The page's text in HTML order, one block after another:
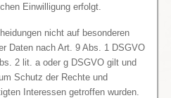
Einwilligung erfolgt.
nicht auf besonderen
Daten nach Art. 9 Abs. 1 DSGVO
2 lit. a oder g DSGVO gilt und
Schutz der Rechte und
Interessen getroffen wurden.